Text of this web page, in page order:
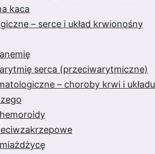
kaca
– serce i układ krwionośny
serca (przeciwarytmiczne)
– choroby krwi i układu